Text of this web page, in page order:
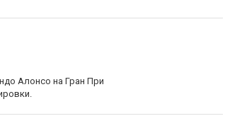
Алонсо на Гран При